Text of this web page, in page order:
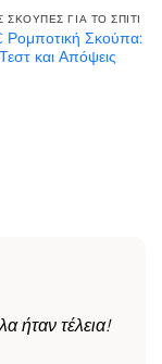
ΣΚΟΎΠΕΣ ΓΙΑ ΤΟ ΣΠΊΤΙ
Ρομποτική Σκούπα:
και Απόψεις
ήταν τέλεια!